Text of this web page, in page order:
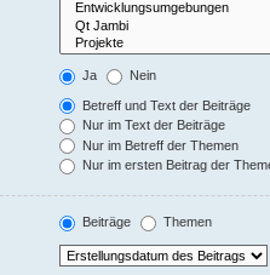
Ja Nein
Betreff und Text der Beiträge
Nur im Text der Beiträge
Nur im Betreff der Themen
Nur im ersten Beitrag der
Beiträge Themen